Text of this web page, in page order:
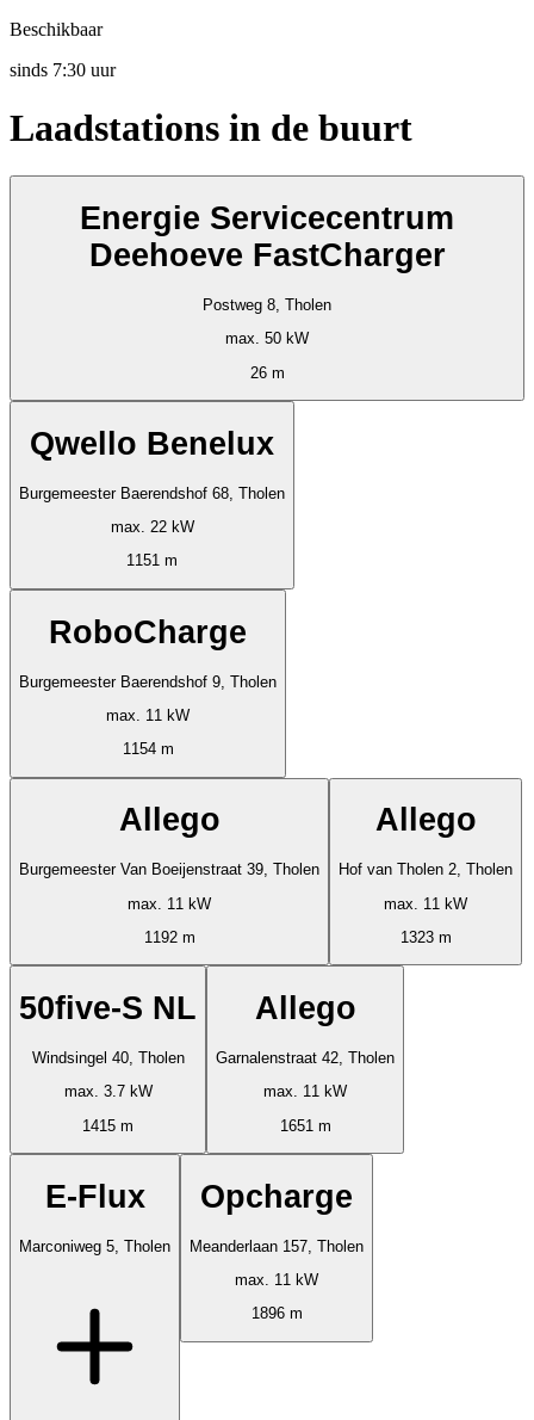
Beschikbaar
sinds 7:30 uur
Laadstations in de buurt
Energie Servicecentrum
Deehoeve FastCharger
Postweg 8, Tholen
max. 50 kW
26 m
Qwello Benelux
Burgemeester Baerendshof 68, Tholen
max. 22 kW
1151 m
RoboCharge
Burgemeester Baerendshof 9, Tholen
max. 11 kW
1154 m
Allego
Burgemeester Van Boeijenstraat 39, Tholen
max. 11 kW
1192 m
Allego
Hof van Tholen 2, Tholen
max. 11 kW
1323 m
50five-S NL
Windsingel 40, Tholen
max. 3.7 kW
1415 m
Allego
Garnalenstraat 42, Tholen
max. 11 kW
1651 m
E-Flux
Marconiweg 5, Tholen
Opcharge
Meanderlaan 157, Tholen
max. 11 kW
1896 m